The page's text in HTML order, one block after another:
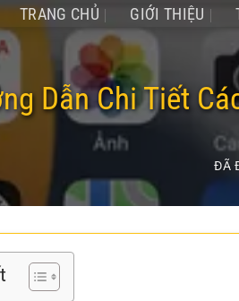
TRANG CHỦ GIỚI THIỆU
Dẫn Chi Tiết
ĐÃ